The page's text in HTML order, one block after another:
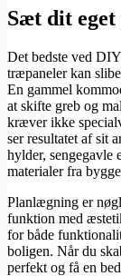
Sæt dit
Det bedste ved
træpaneler kan
En gammel
at skifte greb og
kræver ikke
ser resultatet af sit
hylder, sengegavle
materialer fra
Planlægning er
funktion med
for både
boligen. Når du
perfekt og få en